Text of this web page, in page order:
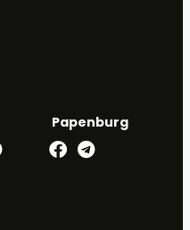
Papenburg